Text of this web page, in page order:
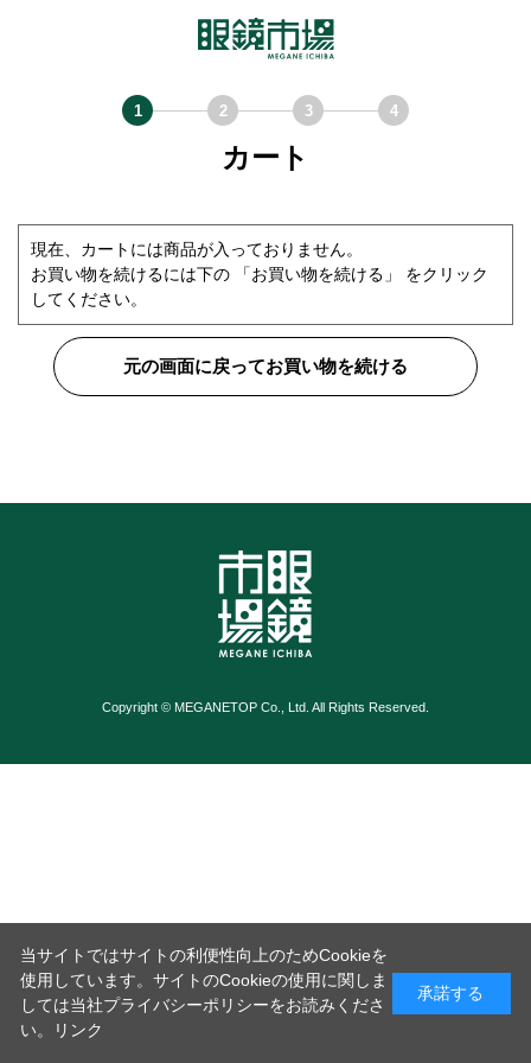
カート
現在、カートには商品が入っておりません。
お買い物を続けるには下の 「お買い物を続ける」 をクリック
してください。
元の画面に戻ってお買い物を続ける
Copyright © MEGANETOP Co., Ltd. All Rights Reserved.
当サイトではサイトの利便性向上のためCookieを
使用しています。サイトのCookieの使用に関しま
しては当社プライバシーポリシーをお読みくださ
い。
リンク
承諾する